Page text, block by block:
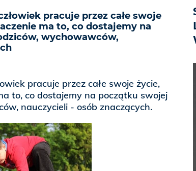
pracuje przez całe swoje
ma to, co dostajemy na
wychowawców,
pracuje przez całe swoje życie,
to, co dostajemy na początku swojej
nauczycieli - osób znaczących.